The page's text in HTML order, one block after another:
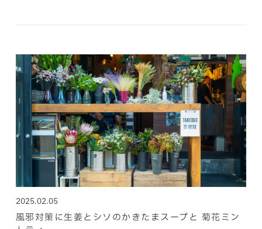
2025.02.05
風邪対策に生姜とシソのかきたまスープと 菊花ミン